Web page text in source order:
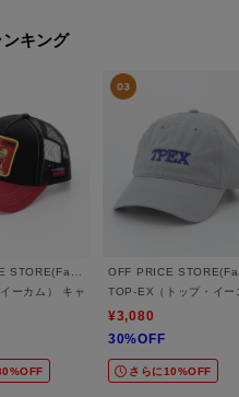
キング
CAP
ーカム） キャラクターメッシュCAP
TOP-EX（トップ・イ
¥3,080
30%OFF
さらに10%OFF